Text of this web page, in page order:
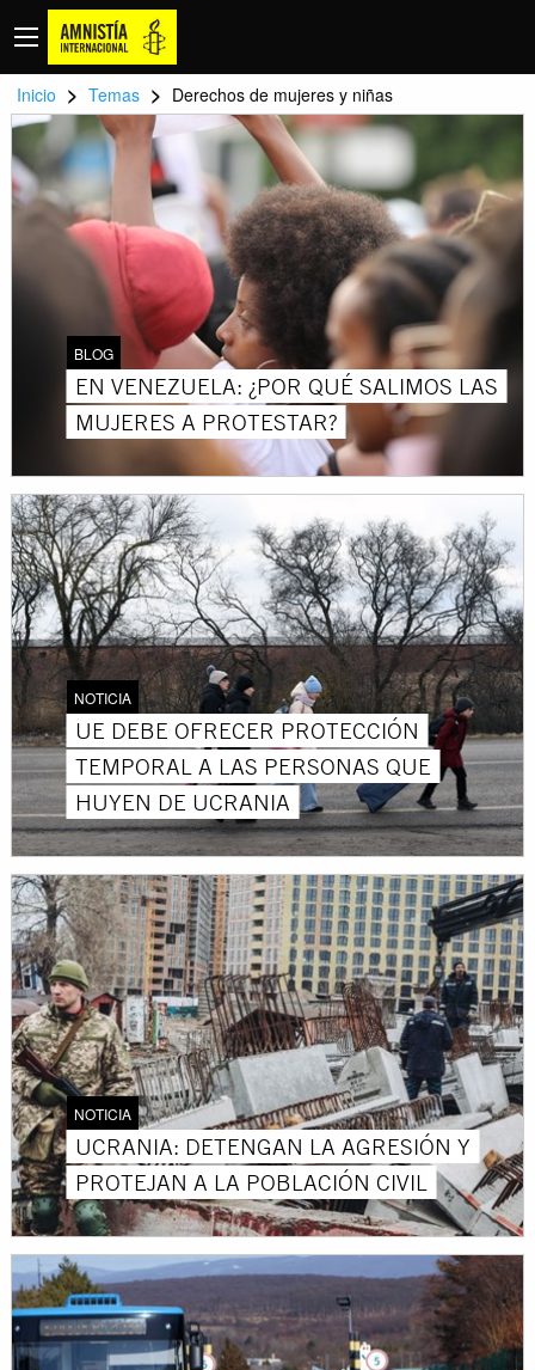
Inicio > Temas > Derechos de mujeres y niñas
BLOG
EN VENEZUELA: ¿POR QUÉ SALIMOS LAS
MUJERES A PROTESTAR?
NOTICIA
UE DEBE OFRECER PROTECCIÓN
TEMPORAL A LAS PERSONAS QUE
HUYEN DE UCRANIA
NOTICIA
UCRANIA: DETENGAN LA AGRESIÓN Y
PROTEJAN A LA POBLACIÓN CIVIL